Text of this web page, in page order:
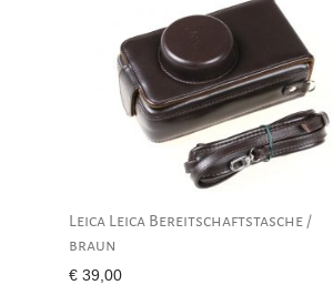
Leica Leica Bereitschaftstasche /
braun
€ 39,00